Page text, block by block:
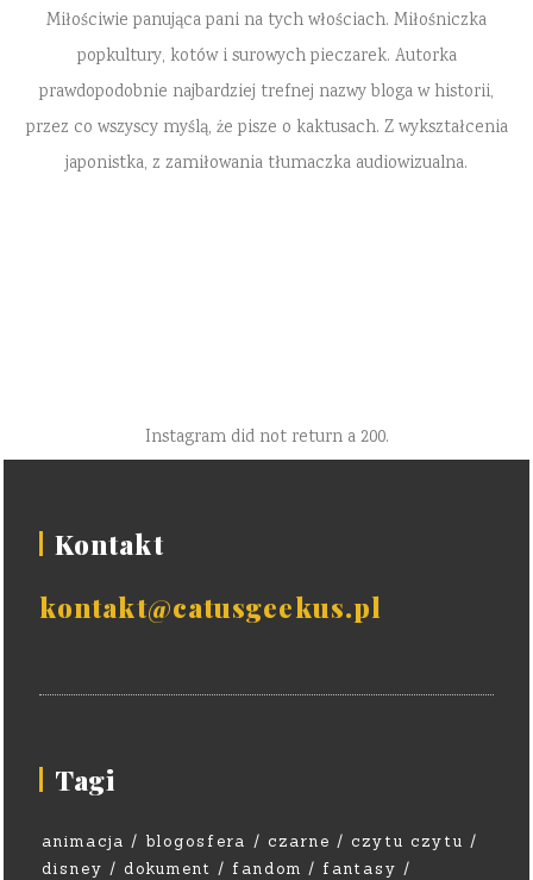
Miłościwie panująca pani na tych włościach. Miłośniczka
popkultury, kotów i surowych pieczarek. Autorka
prawdopodobnie najbardziej trefnej nazwy bloga w historii,
przez co wszyscy myślą, że pisze o kaktusach. Z wykształcenia
japonistka, z zamiłowania tłumaczka audiowizualna.
Instagram did not return a 200.
Kontakt
kontakt@catusgeekus.pl
Tagi
animacja blogosfera czarne
czytu czytu
disney
dokument fandom
fantasy